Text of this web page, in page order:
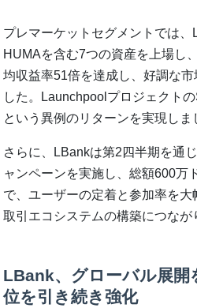
プレマーケットセグメントでは、
HUMAを含む7つの資産を上場し
均収益率51倍を達成し、好調な
した。Launchpoolプロジェクト
という異例のリターンを実現しま
さらに、LBankは第2四半期を通
ャンペーンを実施し、総額600万
で、ユーザーの定着と参加率を
取引エコシステムの構築につなが
LBank、グローバル展開
位を引き続き強化